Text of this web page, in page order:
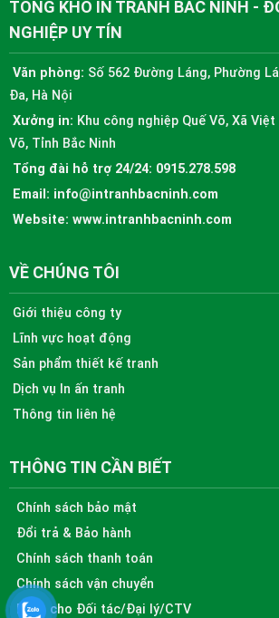
TỔNG KHO IN TRANH BẮC NINH -
NGHIỆP UY TÍN
Văn phòng: Số 562 Đường Láng, Phường
Đa, Hà Nội
Xưởng in: Khu công nghiệp Quế Võ, Xã Việt
Võ, Tỉnh Bắc Ninh
Tổng đài hỗ trợ 24/24: 0915.278.598
Email: info@intranhbacninh.com
Website: www.intranhbacninh.com
VỀ CHÚNG TÔI
Giới thiệu công ty
Lĩnh vực hoạt động
Sản phẩm thiết kế tranh
Dịch vụ In ấn tranh
Thông tin liên hệ
THÔNG TIN CẦN BIẾT
Chính sách bảo mật
Đổi trả & Bảo hành
Chính sách thanh toán
Chính sách vận chuyển
Dành cho Đối tác/Đại lý/CTV